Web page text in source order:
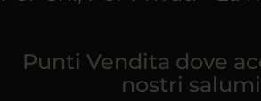
Punti Vendita dove
nostri salumi